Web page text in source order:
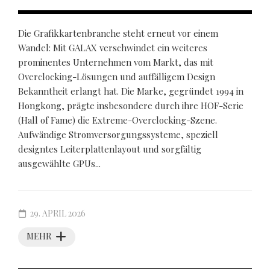
Die Grafikkartenbranche steht erneut vor einem
Wandel: Mit GALAX verschwindet ein weiteres
prominentes Unternehmen vom Markt, das mit
Overclocking-Lösungen und auffälligem Design
Bekanntheit erlangt hat. Die Marke, gegründet 1994 in
Hongkong, prägte insbesondere durch ihre HOF-Serie
(Hall of Fame) die Extreme-Overclocking-Szene.
Aufwändige Stromversorgungssysteme, speziell
designtes Leiterplattenlayout und sorgfältig
ausgewählte GPUs...
MEHR
29. APRIL 2026